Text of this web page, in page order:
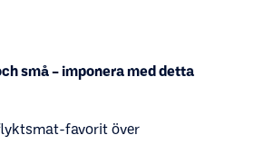
små – imponera med detta
favorit över